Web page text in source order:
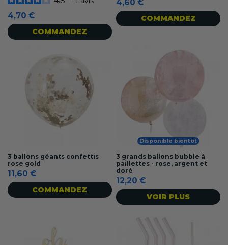
4,70 €
COMMANDEZ
4,60 €
COMMANDEZ
3 ballons géants confettis
rose gold
11,60 €
COMMANDEZ
Disponible bientôt
3 grands ballons bubble à
paillettes - rose, argent et
doré
12,20 €
VOIR PLUS